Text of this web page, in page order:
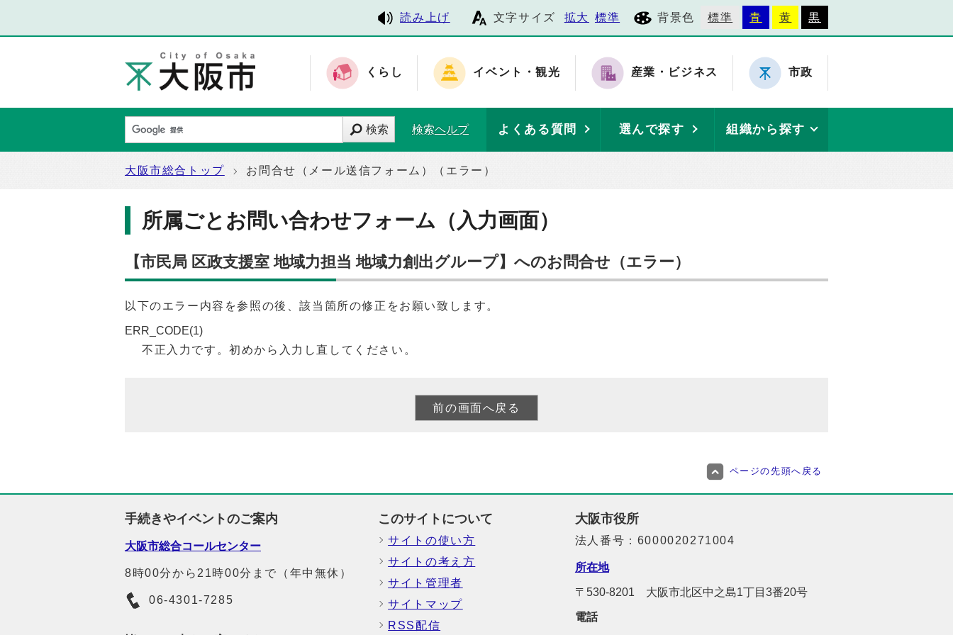
読み上げ 文字サイズ 拡大 標準 背景色 標準 青 黄 黒
くらし イベント・観光 産業・ビジネス 市政
検索 検索ヘルプ よくある質問 選んで探す 組織から探す
大阪市総合トップ お問合せ（メール送信フォーム）（エラー）
所属ごとお問い合わせフォーム（入力画面）
【市民局 区政支援室 地域力担当 地域力創出グループ】へのお問合せ（エラー）
以下のエラー内容を参照の後、該当箇所の修正をお願い致します。
ERR_CODE(1)
不正入力です。初めから入力し直してください。
ページの先頭へ戻る
手続きやイベントのご案内
大阪市総合コールセンター
8時00分から21時00分まで（年中無休）
06-4301-7285
このサイトについて
サイトの使い方
サイトの考え方
サイト管理者
サイトマップ
RSS配信
大阪市役所
法人番号：6000020271004
所在地
〒530-8201 大阪市北区中之島1丁目3番20号
電話